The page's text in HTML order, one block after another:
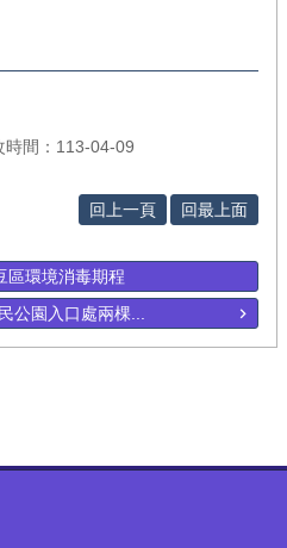
時間：113-04-09
回上一頁 回最上面
區環境消毒期程
公園入口處兩棵...